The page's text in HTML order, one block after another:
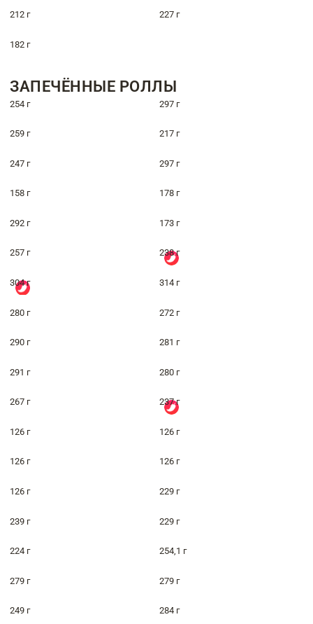
212 г 227 г
182 г
ЗАПЕЧЁННЫЕ РОЛЛЫ
254 г 297 г
259 г 217 г
247 г 297 г
158 г 178 г
292 г 173 г
257 г 238 г
304 г 314 г
280 г 272 г
290 г 281 г
291 г 280 г
267 г 237 г
126 г 126 г
126 г 126 г
126 г 229 г
239 г 229 г
224 г 254,1 г
279 г 279 г
249 г 284 г